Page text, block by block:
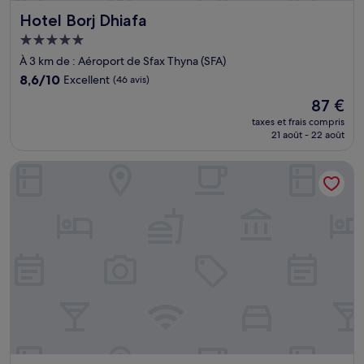
Hotel Borj Dhiafa
Hotel Borj Dhiafa
Hébergement
5.0 étoiles
À 3 km de : Aéroport de Sfax Thyna (SFA)
8.6
8,6/10 Excellent (46 avis)
Le
nouveau
prix
87 €
87 €
taxes et frais compris
21 août - 22 août
Hotel Palais Royal